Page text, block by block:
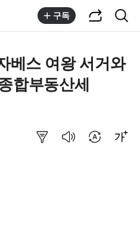
구독
베스 여왕 서거와
합부동산세